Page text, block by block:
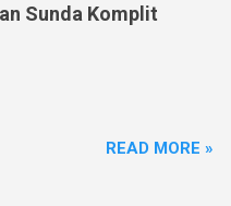
Sunda Komplit
READ MORE »